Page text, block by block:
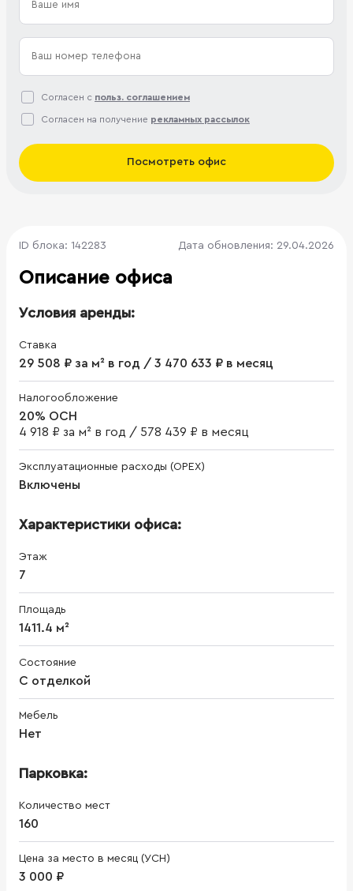
Согласен с польз. соглашением
Согласен на получение рекламных рассылок
Посмотреть офис
ID блока: 142283 Дата обновления: 29.04.2026
Описание офиса
Условия аренды:
Ставка
29 508 ₽ за м² в год / 3 470 633 ₽ в месяц
Налогообложение
20% ОСН
4 918 ₽ за м² в год / 578 439 ₽ в месяц
Эксплуатационные расходы (OPEX)
Включены
Характеристики офиса:
Этаж
7
Площадь
1411.4 м²
Состояние
С отделкой
Мебель
Нет
Парковка:
Количество мест
160
Цена за место в месяц (УСН)
3 000 ₽